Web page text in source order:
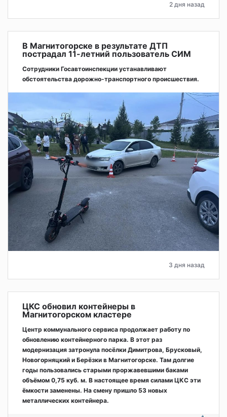
2 дня назад
В Магнитогорске в результате ДТП
пострадал 11-летний пользователь СИМ
Сотрудники Госавтоинспекции устанавливают
обстоятельства дорожно-транспортного происшествия.
3 дня назад
ЦКС обновил контейнеры в
Магнитогорском кластере
Центр коммунального сервиса продолжает работу по
обновлению контейнерного парка. В этот раз
модернизация затронула посёлки Димитрова, Брусковый,
Новогорняцкий и Берёзки в Магнитогорске. Там долгие
годы пользовались старыми проржавевшими баками
объёмом 0,75 куб. м. В настоящее время силами ЦКС эти
ёмкости заменены. На смену пришло 53 новых
металлических контейнера.